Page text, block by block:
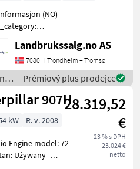
(NO) ==
reference number
7178 See
7178
images Specifica
Landbrukssalg.no AS
7080 H Trondheim – Tromsø
/
Prémiový plus prodejce
907H28.319,52
€
23 % s DPH
23.024 €
netto
kW R. v. 2008
Engine model: 72